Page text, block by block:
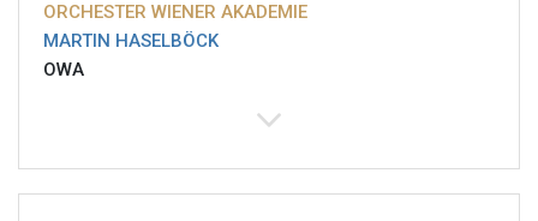
ORCHESTER WIENER AKADEMIE
MARTIN HASELBÖCK
OWA